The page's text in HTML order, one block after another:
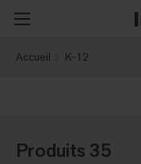
Accueil K-12
Produits 35